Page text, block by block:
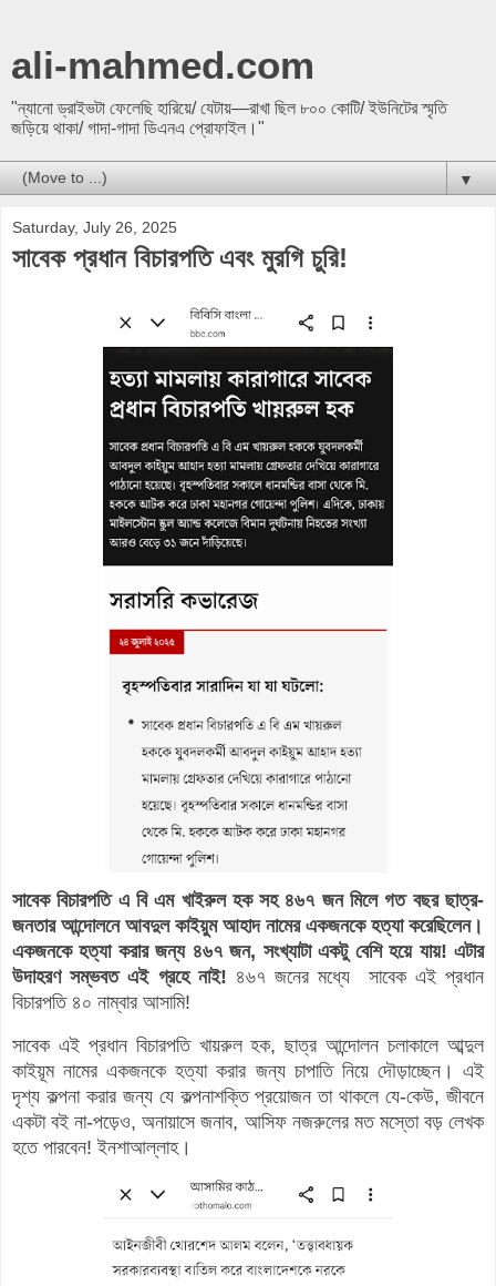
ali-mahmed.com
"ন্যানো ড্রাইভটা ফেলেছি হারিয়ে/ যেটায়—রাখা ছিল ৮০০ কোটি/ ইউনিটের স্মৃতি
জড়িয়ে থাকা/ গাদা-গাদা ডিএনএ প্রোফাইল।"
▼
Saturday, July 26, 2025
সাবেক প্রধান বিচারপতি এবং মুরগি চুরি!
সাবেক বিচারপতি এ বি এম খাইরুল হক সহ ৪৬৭ জন মিলে গত বছর ছাত্র-
জনতার আন্দোলনে আবদুল কাইয়ুম আহাদ নামের একজনকে হত্যা করেছিলেন।
একজনকে হত্যা করার জন্য ৪৬৭ জন, সংখ্যাটা একটু বেশি হয়ে যায়! এটার
উদাহরণ সম্ভবত এই গ্রহে নাই! ৪৬৭ জনের মধ্যে সাবেক এই প্রধান
বিচারপতি ৪০ নাম্বার আসামি!
সাবেক এই প্রধান বিচারপতি খায়রুল হক, ছাত্র আন্দোলন চলাকালে আব্দুল
কাইয়ূম নামের একজনকে হত্যা করার জন্য চাপাতি নিয়ে দৌড়াচ্ছেন।
এই
দৃশ্য কল্পনা করার জন্য যে কল্পনাশক্তি প্রয়োজন তা থাকলে যে-কেউ, জীবনে
একটা বই না-পড়েও, অনায়াসে জনাব, আসিফ নজরুলের মত মস্তো বড় লেখক
হতে পারবেন! ইনশাআল্লাহ।